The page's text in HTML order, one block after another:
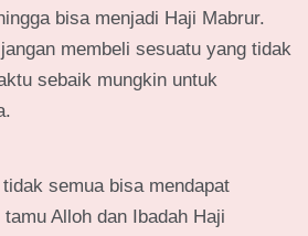
bisa menjadi Haji Mabrur.
membeli sesuatu yang tidak
sebaik mungkin untuk
semua bisa mendapat
Alloh dan Ibadah Haji